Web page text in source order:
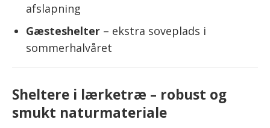
afslapning
Gæsteshelter– ekstra soveplads i
sommerhalvåret
Sheltere i lærketræ – robust og
smukt naturmateriale